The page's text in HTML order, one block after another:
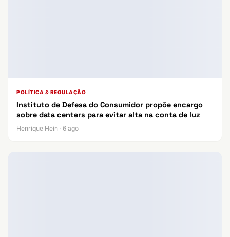
POLÍTICA & REGULAÇÃO
Instituto de Defesa do Consumidor propõe encargo
sobre data centers para evitar alta na conta de luz
Henrique Hein · 6 ago